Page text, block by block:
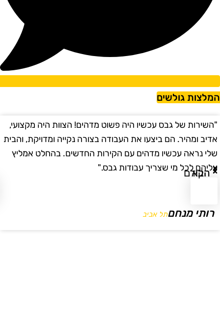
גולשים
"השירות של גבס עכשיו היה פשוט מדהים! הצוות היה מקצועי,
אדיב ומהיר. הם ביצעו את העבודה בצורה נקייה ומדויקת, והבית
שלי נראה עכשיו מדהים עם הקירות החדשים. בהחלט אמליץ
עליהם לכל מי שצריך עבודות גבס."
רותי מנחםתל אביב
הקודם
הבא